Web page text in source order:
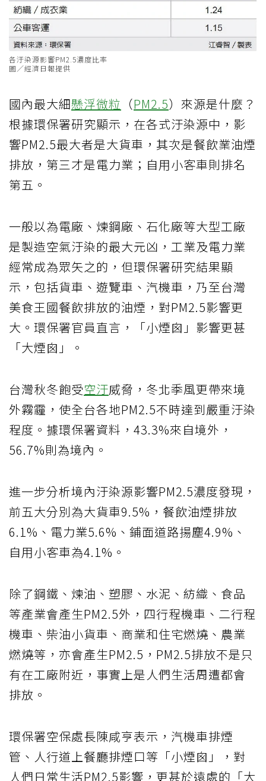
各汙染源影響PM2.5濃度比率
圖／經濟日報提供
國內最大細懸浮微粒 （PM2.5）來源是什麼？
根據環保署研究顯示，在各式汙染源中，影
響PM2.5最大者是大貨車，其次是餐飲業油煙
排放，第三才是電力業；自用小客車則排名
第五。
一般以為電廠、煉鋼廠、石化廠等大型工廠
是製造空氣汙染的最大元凶，工業及電力業
經常成為眾矢之的，但環保署研究結果顯
示，包括貨車、遊覽車、汽機車，乃至台灣
美食王國餐飲排放的油煙，對PM2.5影響更
大。環保署官員直言，「小煙囪」影響更甚
「大煙囪」。
台灣秋冬飽受空汙威脅，冬北季風更帶來境
外霧霾，使全台各地PM2.5不時達到嚴重汙染
程度。據環保署資料，43.3%來自境外，
56.7%則為境內。
進一步分析境內汙染源影響PM2.5濃度發現，
前五大分別為大貨車9.5%，餐飲油煙排放
6.1%、電力業5.6%、鋪面道路揚塵4.9%、
自用小客車為4.1%。
除了鋼鐵、煉油、塑膠、水泥、紡織、食品
等產業會產生PM2.5外，四行程機車、二行程
機車、柴油小貨車、商業和住宅燃燒、農業
燃燒等，亦會產生PM2.5，PM2.5排放不是只
有在工廠附近，事實上是人們生活周遭都會
排放。
環保署空保處長陳咸亨表示，汽機車排煙
管、人行道上餐廳排煙口等「小煙囪」，對
人們日常生活PM2.5影響，更甚於遠處的「大